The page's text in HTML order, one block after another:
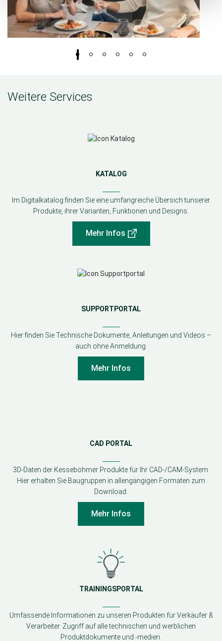
Weitere Services
KATALOG
Im Digitalkatalog finden Sie eine umfangreiche Übersich tunserer
Produkte, ihrer Varianten, Funktionen und Designs.
Mehr Infos
SUPPORTPORTAL
Hier finden Sie Technische Dokumente, Anleitungen und Videos –
auch ohne Anmeldung.
Mehr Infos
CAD PORTAL
3D-Daten der Kesseböhmer Produkte für Ihr CAD-/CAM-System.
Hier erhalten Sie Baugruppen in allengängigen Formaten zum
Download.
Mehr Infos
TRAININGSPORTAL
Umfassende Informationen zu unseren Produkten für Verkäufer &
Verarbeiter. Zugriff auf alle technischen und werblichen
Produktdokumente und -medien.